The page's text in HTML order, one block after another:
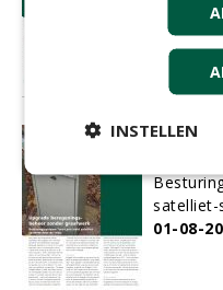
satelliet-
01-08-
INSTELLEN